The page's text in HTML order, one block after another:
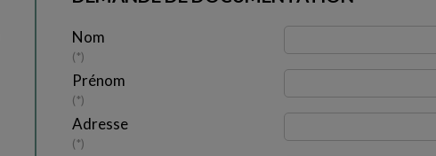
Nom
*
Prénom
*
Adresse
*